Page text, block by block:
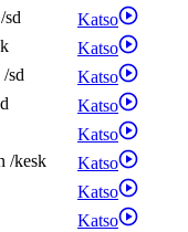
/sd
Katso
Katso
/sd
Katso
Katso
Katso
/kesk
Katso
Katso
Katso